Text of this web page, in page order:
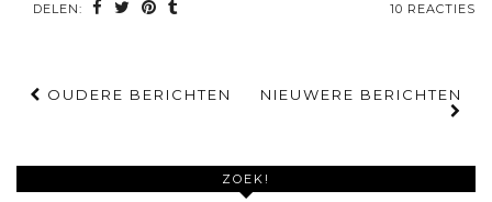
DELEN: 10 REACTIES
OUDERE BERICHTEN NIEUWERE BERICHTEN
ZOEK!